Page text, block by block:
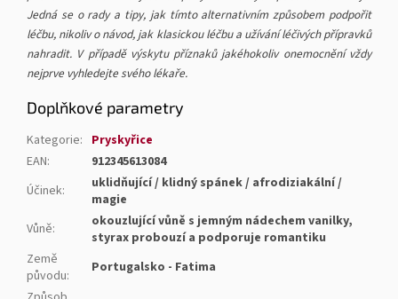
Jedná se o rady a tipy, jak tímto alternativním způsobem podpořit
léčbu, nikoliv o návod, jak klasickou léčbu a užívání léčivých přípravků
nahradit. V případě výskytu příznaků jakéhokoliv onemocnění vždy
nejprve vyhledejte svého lékaře.
Doplňkové parametry
Kategorie: Pryskyřice
EAN:
912345613084
Účinek:
uklidňující / klidný spánek / afrodiziakální /
magie
Vůně:
okouzlující vůně s jemným nádechem vanilky,
styrax probouzí a podporuje romantiku
Země
původu:
Portugalsko - Fatima